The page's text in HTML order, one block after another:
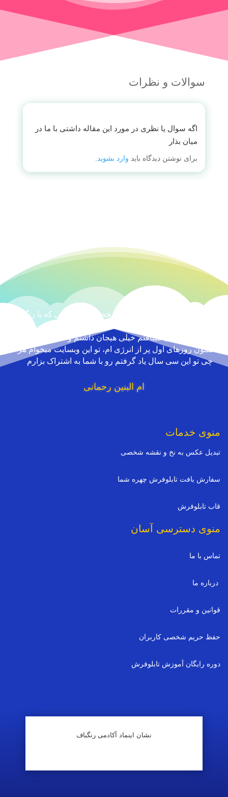
سوالات و نظرات
اگه سوال یا نظری در مورد این مقاله داشتی با ما در
میان بذار
برای نوشتن دیدگاه باید وارد بشوید
نشان اینماد آکادمی رنگباف
منوی خدمات
تبدیل عکس به نخ و نقشه شخصی
سفارش بافت تابلوفرش چهره شما
قاب تابلوفرش
منوی دسترسی آسان
تماس با ما
درباره ما
قوانین و مقررات
حفظ حریم شخصی کاربران
دوره رایگان آموزش تابلوفرش
من عاشق هنر های دستی ام، مخصوصا هنر هایی که با رنگ و
نخ و بافتن در ارتباطه، یادمه سی و دو سال پیش، وقتی اولین
بار داشتم قالی میبافتم خیلی هیجان داشتم و الان هم مثل
همون روزهای اول پر از انرژی ام، تو این وبسایت میخوام هر
چی تو این سی سال یاد گرفتم رو با شما به اشتراک بزارم
ام البنین رحمانی